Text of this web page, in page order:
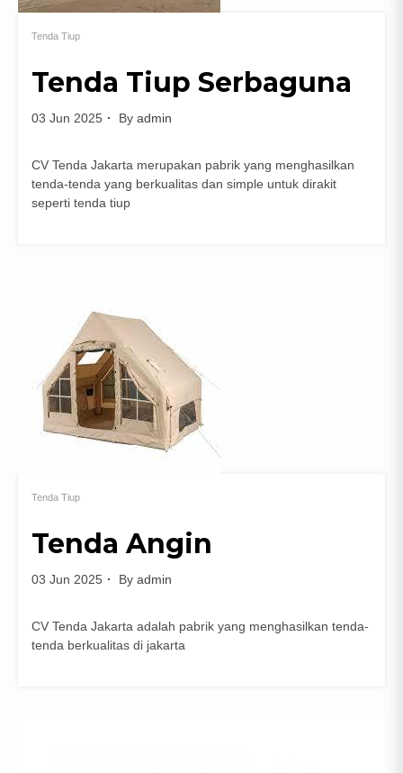
Tenda Tiup
Tenda Tiup Serbaguna
03 Jun 2025 By admin
CV Tenda Jakarta merupakan pabrik yang menghasilkan
tenda-tenda yang berkualitas dan simple untuk dirakit
seperti tenda tiup
Tenda Tiup
Tenda Angin
03 Jun 2025 By admin
CV Tenda Jakarta adalah pabrik yang menghasilkan tenda-
tenda berkualitas di jakarta